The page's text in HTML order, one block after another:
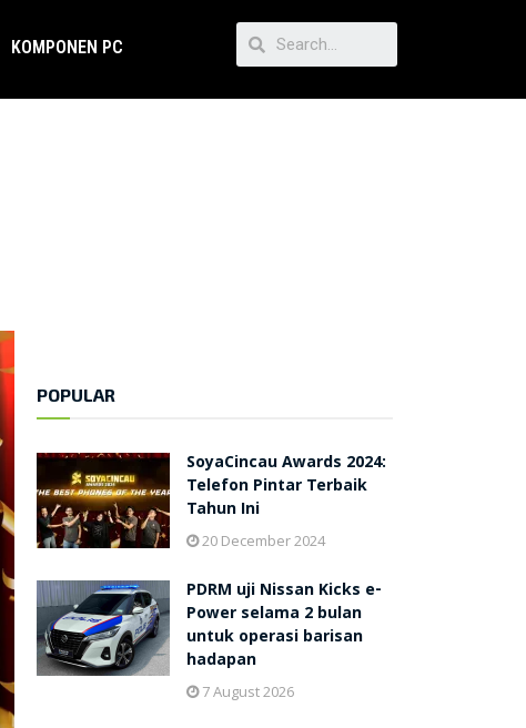
KOMPONEN PC
POPULAR
SoyaCincau Awards 2024:
Telefon Pintar Terbaik
Tahun Ini
20 December 2024
PDRM uji Nissan Kicks e-
Power selama 2 bulan
untuk operasi barisan
hadapan
7 August 2026